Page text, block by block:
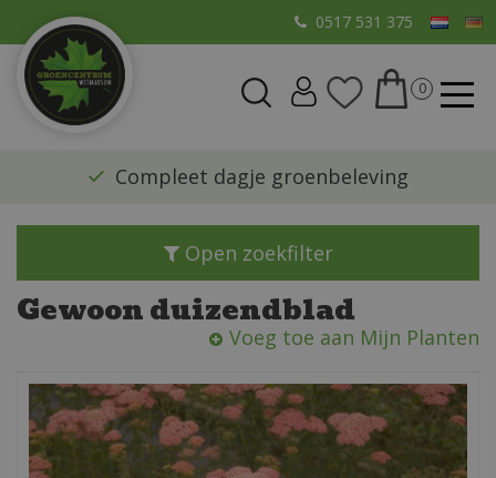
a
0517 531 375
​Compleet dagje groenbeleving
Open zoekfilter
Gewoon duizendblad
Voeg toe aan Mijn Planten